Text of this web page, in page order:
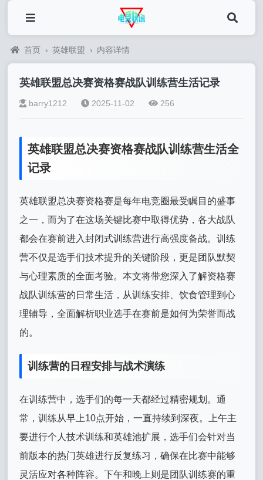
首页 › 英雄联盟 › 内容详情
英雄联盟总决赛资格赛战队训练营生活记录
barry1212 2025-11-02 256
英雄联盟总决赛资格赛战队训练营生活全
记录
英雄联盟总决赛资格赛是每年电竞圈最受瞩目的盛事
之一，而为了在这场关键比赛中取得优势，各大战队
都会在赛前进入封闭式训练营进行高强度备战。训练
营不仅是选手们技术提升的关键阶段，更是团队默契
与心理素质的全面考验。本文将带您深入了解资格赛
战队训练营的日常生活，从训练安排、饮食管理到心
理辅导，全面解析职业选手在赛前是如何为荣誉而战
的。
训练营的日程安排与战术演练
在训练营中，选手们的每一天都经过精密规划。通
常，训练从早上10点开始，一直持续到深夜。上午主
要进行个人技术训练和英雄池扩展，选手们会针对当
前版本的热门英雄进行反复练习，确保在比赛中能够
灵活应对各种阵容。下午和晚上则是团队训练赛的重